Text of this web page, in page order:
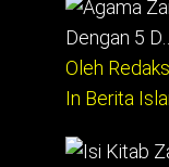
Dengan 5 D…
Oleh
In Berita